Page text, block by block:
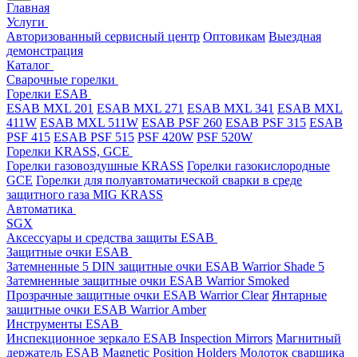
Главная
Услуги
Авторизованный сервисный центр Оптовикам Выездная
демонстрация
Каталог
Cварочные горелки
Горелки ESAB
ESAB MXL 201 ESAB MXL 271 ESAB MXL 341 ESAB MXL
411W ESAB MXL 511W ESAB PSF 260 ESAB PSF 315 ESAB
PSF 415 ESAB PSF 515 PSF 420W PSF 520W
Горелки KRASS, GCE
Горелки газовоздушные KRASS Горелки газокислородные
GCE Горелки для полуавтоматической сварки в среде
защитного газа MIG KRASS
Автоматика
SGX
Аксессуары и средства защиты ESAB
Защитные очки ESAB
Затемненные 5 DIN защитные очки ESAB Warrior Shade 5
Затемненные защитные очки ESAB Warrior Smoked
Прозрачные защитные очки ESAB Warrior Clear Янтарные
защитные очки ESAB Warrior Amber
Инструменты ESAB
Инспекционное зеркало ESAB Inspection Mirrors Магнитный
держатель ESAB Magnetic Position Holders Молоток сварщика